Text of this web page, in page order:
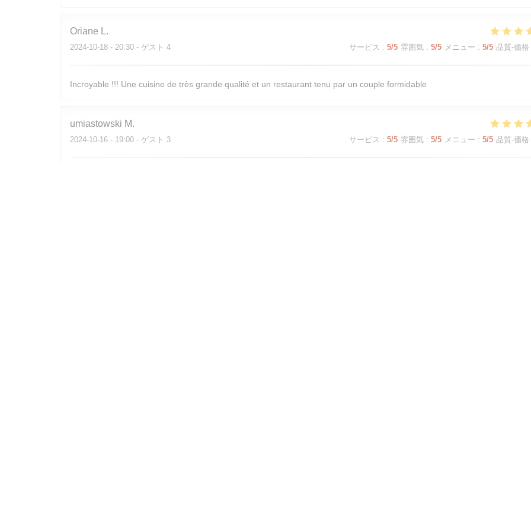
Oriane L
2024-10-18 - 20:30 - ゲスト 4 サービス : 5/5 雰囲気 : 5/5 メニュー : 5/5 品質-価格
Incroyable !!! Une cuisine de très grande qualité et un restaurant tenu par un couple formidable
umiastowski M
2024-10-16 - 19:00 - ゲスト 3 サービス : 5/5 雰囲気 : 5/5 メニュー : 5/5 品質-価格